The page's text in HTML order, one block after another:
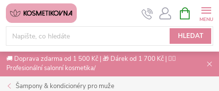
Přejít
obsah
HLEDAT
NÁKUPNÍ
KOŠÍK
🚚 Doprava zdarma od 1 500 Kč | 🎁 Dárek od 1 700 Kč | 💇‍♀️
Profesionální salonní kosmetika/
Šampony & kondicionéry pro muže